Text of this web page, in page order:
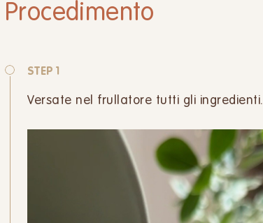
Procedimento
STEP 1
Versate nel frullatore tutti gli ingredienti.